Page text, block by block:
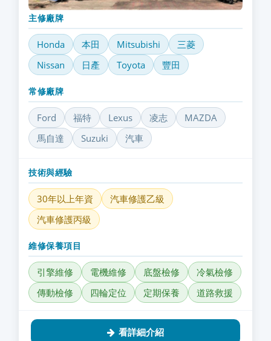
主修廠牌
Honda 本田 Mitsubishi
三菱
Nissan
日產 Toyota 豐田
常修廠牌
Ford 福特 Lexus 凌志
MAZDA
馬自達
Suzuki 汽車
技術與經驗
30年以上年資
汽車修護乙級
汽車修護丙級
維修保養項目
引擎維修 電機維修 底盤檢修
冷氣檢修
傳動檢修
四輪定位 定期保養 道路救援
看詳細介紹